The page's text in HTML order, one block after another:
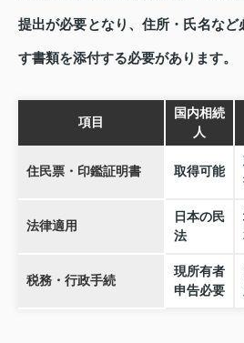
提出が必要となり、住所・氏名な
す書類を添付する必要があります。
項目
国内相続
人
住民票・印鑑証明書 取得可能
法律適用
日本の民
法
税務・行政手続
現所有者
申告必要